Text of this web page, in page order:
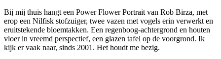
Bij mij thuis hangt een Power Flower Portrait van Rob Birza, met
erop een Nilfisk stofzuiger, twee vazen met vogels erin verwerkt en
eruitstekende bloemtakken. Een regenboog-achtergrond en houten
vloer in vreemd perspectief, een glazen tafel op de voorgrond. Ik
kijk er vaak naar, sinds 2001. Het houdt me bezig.